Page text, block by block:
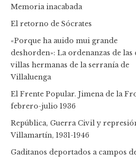
Memoria inacabada
El retorno de Sócrates
«Porque ha auido mui grande
deshorden»: La ordenanzas de las
villas hermanas de la serranía de
Villaluenga
El Frente Popular. Jimena de la
febrero-julio 1936
República, Guerra Civil y
Villamartín, 1931-1946
Gaditanos deportados a campos